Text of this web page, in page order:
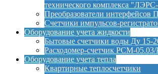
технического комплекса
Преобразователи интерфейсов
Счетчики импульсов-
Оборудование учета жидкости
Бытовые счетчики воды Ду 15-
Расходомер-счетчик РСМ-
Оборудование учета тепла
Квартирные теплосчетчики